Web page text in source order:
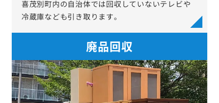
喜茂別町内の自治体では回収していないテレビや
冷蔵庫なども引き取ります。
廃品回収